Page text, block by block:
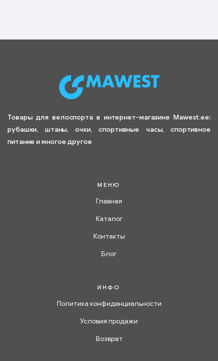
Товары для велоспорта в интернет-магазине Mawest.ee:
рубашки, штаны, очки, спортивные часы, спортивное
питание и многое другое
МЕНЮ
Главная
Каталог
Контакты
Блог
ИНФО
Политика конфиденциальности
Условия продажи
Возврат